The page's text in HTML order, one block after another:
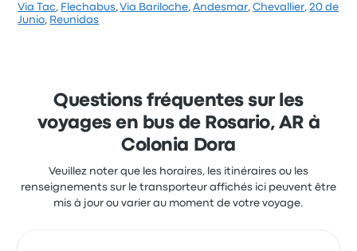
Sur un total de 3262 avis, la compagnie a reçu la
commencer à 92 $
Via Tac, Flechabus,Via Bariloche,Andesmar,Chevallier,20 de
Junio, Reunidas
Questions fréquentes sur les
voyages en bus de Rosario, AR à
Colonia Dora
Veuillez noter que les horaires, les itinéraires ou les
renseignements sur le transporteur affichés ici peuvent être
mis à jour ou varier au moment de votre voyage.